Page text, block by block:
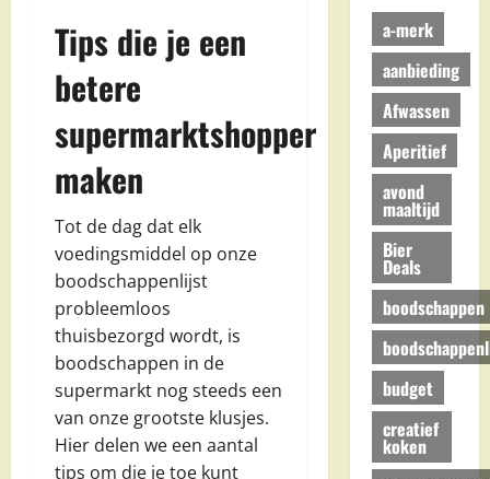
Tips die je een
betere
supermarktshopper
maken
Tot de dag dat elk
voedingsmiddel op onze
boodschappenlijst
probleemloos
thuisbezorgd wordt, is
boodschappen in de
supermarkt nog steeds een
van onze grootste klusjes.
Hier delen we een aantal
tips om die je toe kunt
a-merk
aanbieding
Afwassen
Aperitief
avond
maaltijd
Bier
Deals
boodschappen
budget
creatief
koken